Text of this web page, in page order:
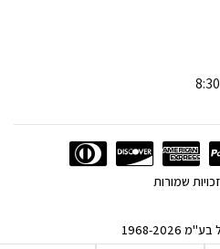
2026
שמורות